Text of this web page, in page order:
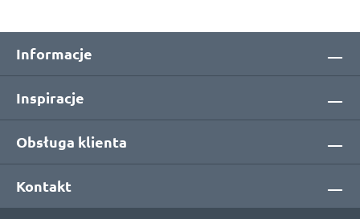
Informacje
Inspiracje
Obsługa klienta
Kontakt